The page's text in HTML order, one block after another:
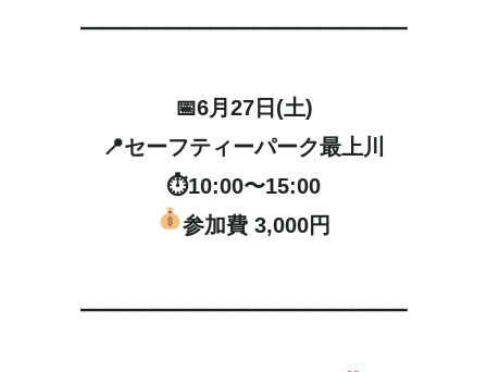
━━━━━━━━━━━━━━━
📅6月27日(土)
📍セーフティーパーク最上川
参加費 3,000円
━━━━━━━━━━━━━━━